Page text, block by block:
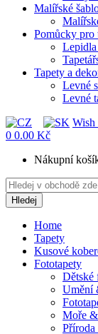
Malířské
Pomůcky pro
Lepidla
Tapety a
Levné
Levné
Wish
0 0.00 Kč
Nákupní
Hledej
Home
Tapety
Kusové
Fototapety
Dětské
Umění
Moře